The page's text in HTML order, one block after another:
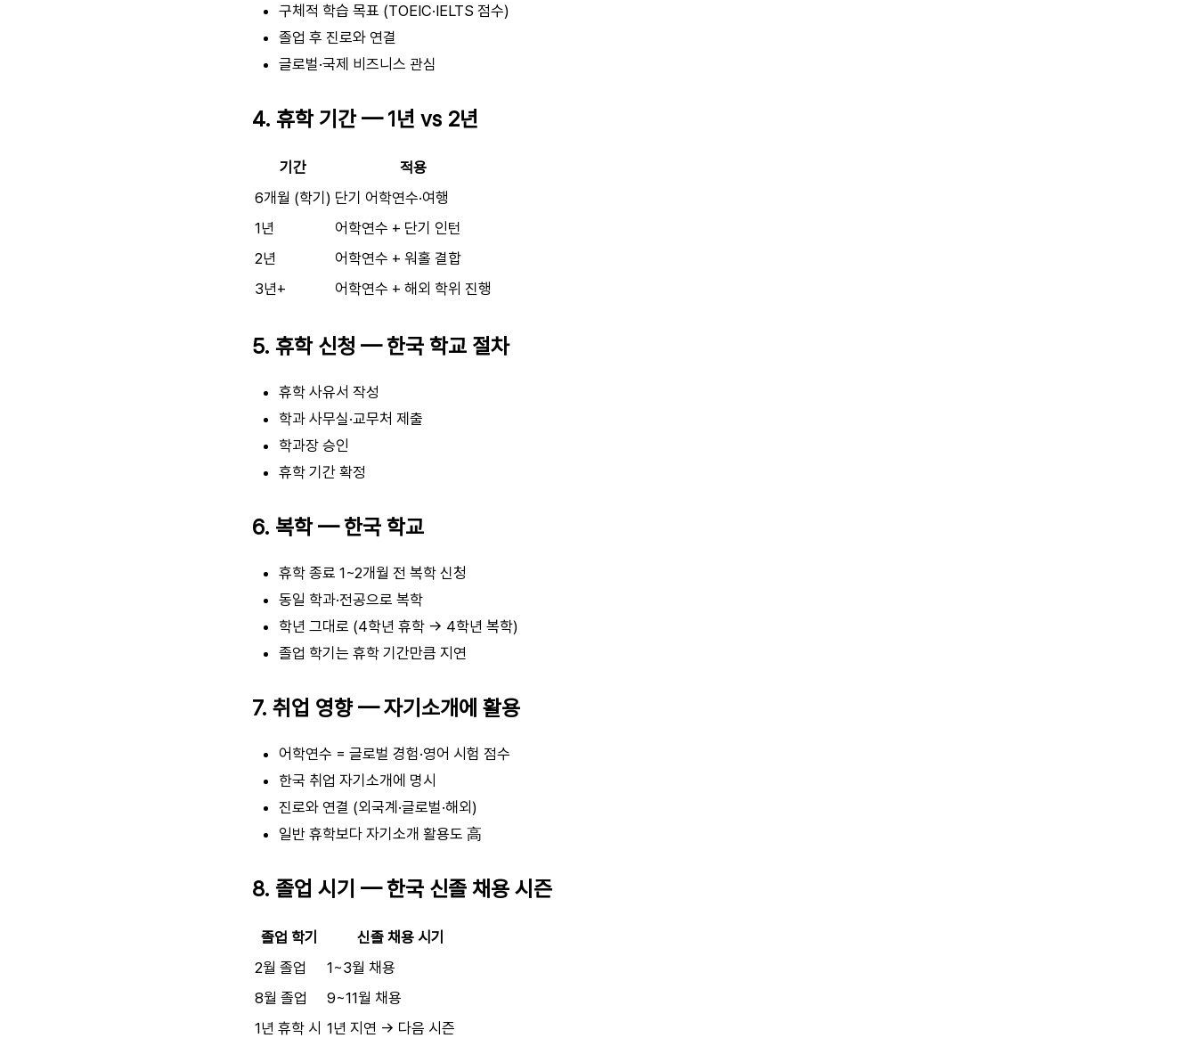
구체적 학습 목표 (TOEIC·IELTS 점수)
졸업 후 진로와 연결
글로벌·국제 비즈니스 관심
4. 휴학 기간 — 1년 vs 2년
기간
적용
6개월 (학기) 단기 어학연수·여행
1년
어학연수 + 단기 인턴
2년
어학연수 + 워홀 결합
3년+
어학연수 + 해외 학위 진행
5. 휴학 신청 — 한국 학교 절차
휴학 사유서 작성
학과 사무실·교무처 제출
학과장 승인
휴학 기간 확정
6. 복학 — 한국 학교
휴학 종료 1~2개월 전 복학 신청
동일 학과·전공으로 복학
학년 그대로 (4학년 휴학 → 4학년 복학)
졸업 학기는 휴학 기간만큼 지연
7. 취업 영향 — 자기소개에 활용
어학연수 = 글로벌 경험·영어 시험 점수
한국 취업 자기소개에 명시
진로와 연결 (외국계·글로벌·해외)
일반 휴학보다 자기소개 활용도 高
8. 졸업 시기 — 한국 신졸 채용 시즌
졸업 학기
신졸 채용 시기
2월 졸업
1~3월 채용
8월 졸업
9~11월 채용
1년 휴학 시 1년 지연 → 다음 시즌